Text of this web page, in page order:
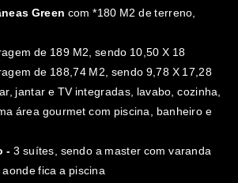
Green com *180 M2 de terreno,
de 189 M2, sendo 10,50 X 18
de 188,74 M2, sendo 9,78 X 17,28
jantar e TV integradas, lavabo, cozinha,
área gourmet com piscina, banheiro e
- 3 suítes, sendo a master com varanda
fica a piscina